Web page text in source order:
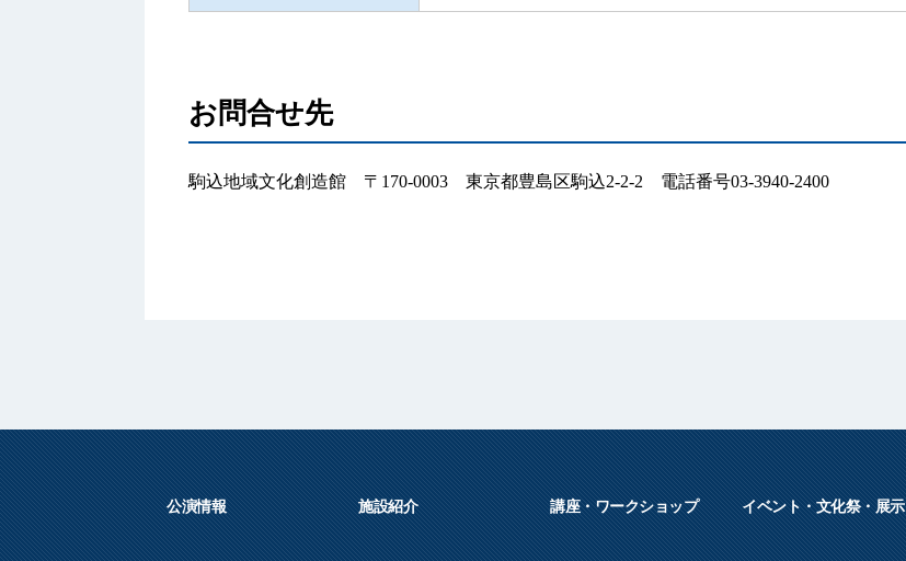
お問合せ先
駒込地域文化創造館 〒170-0003 東京都豊島区駒込2-2-2 電話番号03-3940-2400
公演情報 施設紹介 講座・ワークショップ イベント・文化祭・展示